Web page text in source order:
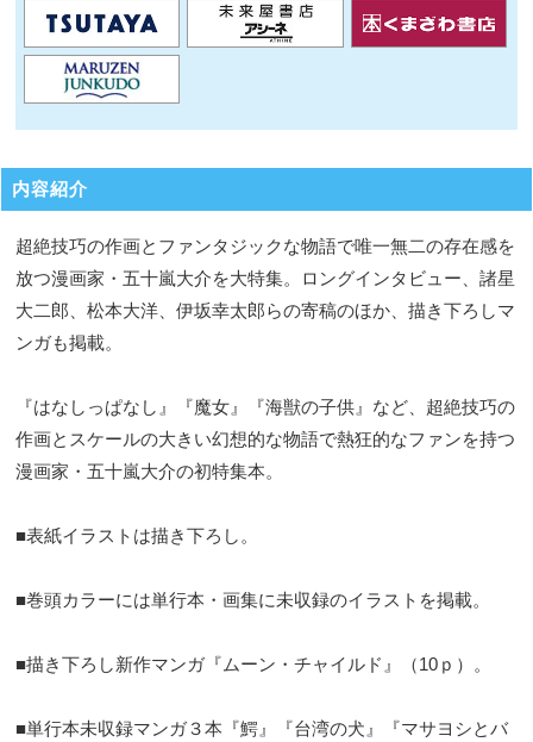
内容紹介
超絶技巧の作画とファンタジックな物語で唯一無二の存在感を
放つ漫画家・五十嵐大介を大特集。ロングインタビュー、諸星
大二郎、松本大洋、伊坂幸太郎らの寄稿のほか、描き下ろしマ
ンガも掲載。
『はなしっぱなし』『魔女』『海獣の子供』など、超絶技巧の
作画とスケールの大きい幻想的な物語で熱狂的なファンを持つ
漫画家・五十嵐大介の初特集本。
■表紙イラストは描き下ろし。
■巻頭カラーには単行本・画集に未収録のイラストを掲載。
■描き下ろし新作マンガ『ムーン・チャイルド』（10ｐ）。
■単行本未収録マンガ３本『鰐』『台湾の犬』『マサヨシとバ